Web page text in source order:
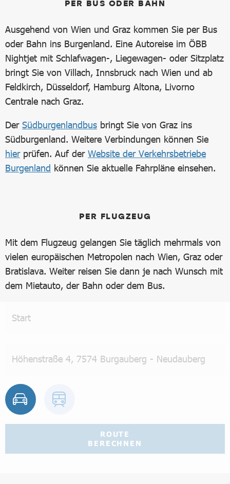
PER BUS ODER BAHN
Ausgehend von Wien und Graz kommen Sie per Bus
oder Bahn ins Burgenland. Eine Autoreise im ÖBB
Nightjet mit Schlafwagen-, Liegewagen- oder Sitzplatz
bringt Sie von Villach, Innsbruck nach Wien und ab
Feldkirch, Düsseldorf, Hamburg Altona, Livorno
Centrale nach Graz.
Der Südburgenlandbus bringt Sie von Graz ins
Südburgenland. Weitere Verbindungen können Sie
hierprüfen. Auf der Website der Verkehrsbetriebe
Burgenland können Sie aktuelle Fahrpläne einsehen.
PER FLUGZEUG
Mit dem Flugzeug gelangen Sie täglich mehrmals von
vielen europäischen Metropolen nach Wien, Graz oder
Bratislava. Weiter reisen Sie dann je nach Wunsch mit
dem Mietauto, der Bahn oder dem Bus.
ROUTE
BERECHNEN